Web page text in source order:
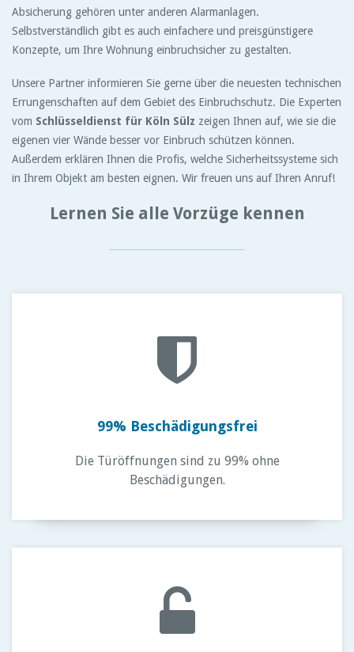
Absicherung gehören unter anderen Alarmanlagen.
Selbstverständlich gibt es auch einfachere und preisgünstigere
Konzepte, um Ihre Wohnung einbruchsicher zu gestalten.
Unsere Partner informieren Sie gerne über die neuesten technischen
Errungenschaften auf dem Gebiet des Einbruchschutz. Die Experten
vom Schlüsseldienst für Köln Sülz zeigen Ihnen auf, wie sie die
eigenen vier Wände besser vor Einbruch schützen können.
Außerdem erklären Ihnen die Profis, welche Sicherheitssysteme sich
in Ihrem Objekt am besten eignen. Wir freuen uns auf Ihren Anruf!
Lernen Sie alle Vorzüge kennen
99% Beschädigungsfrei
Die Türöffnungen sind zu 99% ohne
Beschädigungen.